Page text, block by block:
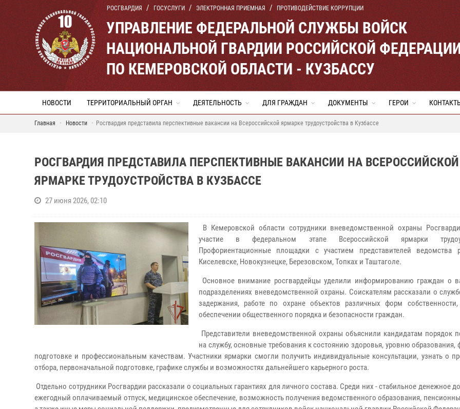
РОСГВАРДИЯ ГОСУСЛУГИ ЭЛЕКТРОННАЯ ПРИЕМНАЯ ПРОТИВОДЕЙСТВИЕ КОРРУПЦИИ
УПРАВЛЕНИЕ ФЕДЕРАЛЬНОЙ СЛУЖБЫ ВОЙСК
НАЦИОНАЛЬНОЙ ГВАРДИИ РОССИЙСКОЙ
ПО КЕМЕРОВСКОЙ ОБЛАСТИ - КУЗБАССУ
НОВОСТИ ТЕРРИТОРИАЛЬНЫЙ ОРГАН ДЕЯТЕЛЬНОСТЬ ДЛЯ ГРАЖДАН ДОКУМЕНТЫ ГЕРОИ
Главная Новости Росгвардия представила перспективные вакансии на Всероссийской ярмарке трудоустройства в Кузбассе
РОСГВАРДИЯ ПРЕДСТАВИЛА ПЕРСПЕКТИВНЫЕ ВАКАНСИИ НА ВСЕРОССИЙСКОЙ
ЯРМАРКЕ ТРУДОУСТРОЙСТВА В КУЗБАССЕ
27 июня 2026, 02:10
В Кемеровской области сотрудники вневедомственной охраны
участие в федеральном этапе Всероссийской ярмарки
Профориентационные площадки с участием представителей ведомства
Киселевске, Новокузнецке, Березовском, Топках и Таштаголе.
Основное внимание росгвардейцы уделили информированию граждан о
подразделениях вневедомственной охраны. Соискателям рассказали о
задержания, работе по охране объектов различных форм
обеспечении общественного порядка и безопасности граждан.
Представители вневедомственной охраны объяснили кандидатам порядок
на службу, основные требования к состоянию здоровья, уровню образования,
подготовке и профессиональным качествам. Участники ярмарки смогли получить индивидуальные консультации, узнать о
отбора, первоначальной подготовке, графике службы и возможностях дальнейшего карьерного роста.
Отдельно сотрудники Росгвардии рассказали о социальных гарантиях для личного состава. Среди них - стабильное денежное
ежегодный оплачиваемый отпуск, медицинское обеспечение, возможность получения ведомственного образования,